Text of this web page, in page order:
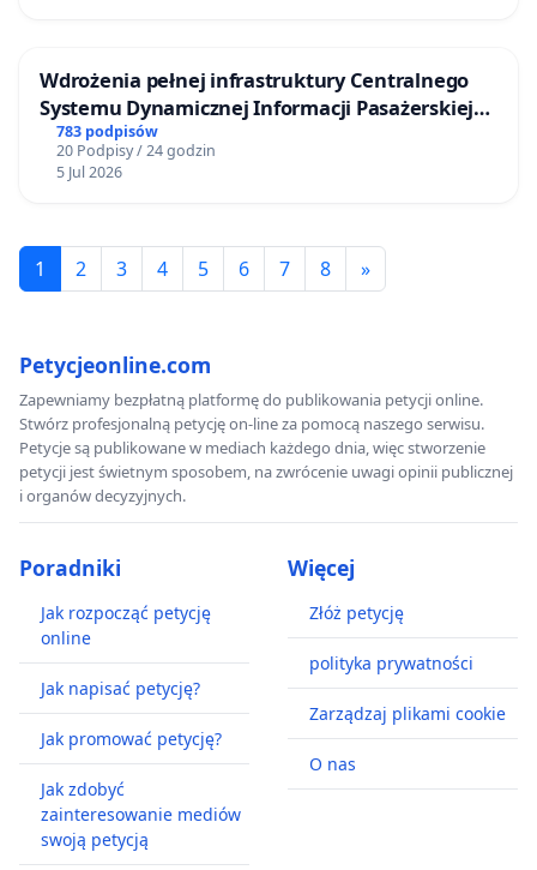
Wdrożenia pełnej infrastruktury Centralnego
Systemu Dynamicznej Informacji Pasażerskiej
(CSDiP) na stacji kolejowej w Łomży
783 podpisów
20 Podpisy / 24 godzin
5 Jul 2026
1 2 3 4 5 6 7 8 »
Petycjeonline.com
Zapewniamy bezpłatną platformę do publikowania petycji online.
Stwórz profesjonalną petycję on-line za pomocą naszego serwisu.
Petycje są publikowane w mediach każdego dnia, więc stworzenie
petycji jest świetnym sposobem, na zwrócenie uwagi opinii publicznej
i organów decyzyjnych.
Poradniki
Jak rozpocząć petycję
online
Jak napisać petycję?
Jak promować petycję?
Jak zdobyć
zainteresowanie mediów
swoją petycją
Więcej
Złóż petycję
polityka prywatności
Zarządzaj plikami cookie
O nas